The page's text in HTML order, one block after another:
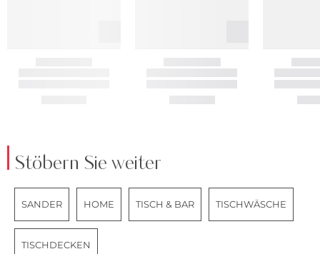
Stöbern Sie weiter
SANDER HOME TISCH & BAR TISCHWÄSCHE
TISCHDECKEN